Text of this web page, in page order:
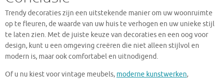
Trendy decoraties zijn een uitstekende manier om uw woonruimte
op te fleuren, de waarde van uw huis te verhogen en uw unieke stijl
te laten zien. Met de juiste keuze van decoraties en een oog voor
design, kunt u een omgeving creëren die niet alleen stijlvol en
modern is, maar ook comfortabel en uitnodigend.
Of u nu kiest voor vintage meubels, moderne kunstwerken,